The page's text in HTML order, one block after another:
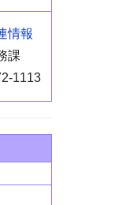
情報
課
1113